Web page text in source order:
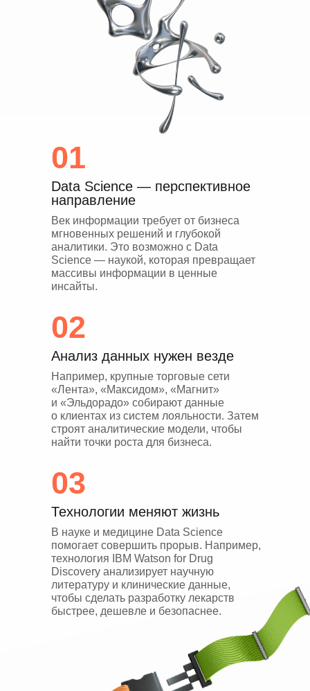
Data Science — перспективное
направление
Век информации требует от бизнеса
мгновенных решений и глубокой
аналитики. Это возможно с Data
Science — наукой, которая превращает
массивы информации в ценные
инсайты.
Например, крупные торговые сети
«Лента», «Максидом», «Магнит»
и «Эльдорадо» собирают данные
о клиентах из систем лояльности. Затем
строят аналитические модели, чтобы
найти точки роста для бизнеса.
В науке и медицине Data Science
помогает совершить прорыв. Например,
технология IBM Watson for Drug
Discovery анализирует научную
литературу и клинические данные,
чтобы сделать разработку лекарств
быстрее, дешевле и безопаснее.
Технологии меняют жизнь
Анализ данных нужен везде
01
02
03